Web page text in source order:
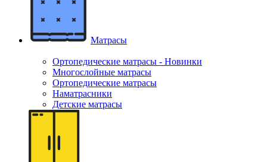
Матрасы
Ортопедические матрасы - Новинки
Многослойные матрасы
Ортопедические матрасы
Наматрасники
Детские матрасы